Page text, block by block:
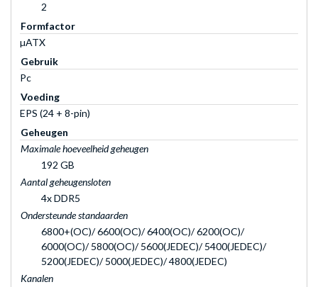
2
Formfactor
µATX
Gebruik
Pc
Voeding
EPS (24 + 8-pin)
Geheugen
Maximale hoeveelheid geheugen
192 GB
Aantal geheugensloten
4x DDR5
Ondersteunde standaarden
6800+(OC)/ 6600(OC)/ 6400(OC)/ 6200(OC)/
6000(OC)/ 5800(OC)/ 5600(JEDEC)/ 5400(JEDEC)/
5200(JEDEC)/ 5000(JEDEC)/ 4800(JEDEC)
Kanalen